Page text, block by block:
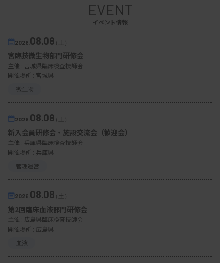
EVENT
イベント情報
2026. 08.08（土）
宮臨技微生物部門研修会
主催 : 宮城県臨床検査技師会
開催場所 : 宮城県
微生物
2026. 08.08（土）
新入会員研修会・施設交流会（歓迎会）
主催 : 兵庫県臨床検査技師会
開催場所 : 兵庫県
管理運営
2026. 08.08（土）
第2回臨床血液部門研修会
主催 : 広島県臨床検査技師会
開催場所 : 広島県
血液